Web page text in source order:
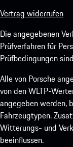
Vertrag widerrufen
Die angegebenen
Prüfverfahren für
Prüfbedingungen
Alle von Porsche
von den WLTP-
angegeben werden,
Fahrzeugtypen.
Witterungs- und
beeinflussen.